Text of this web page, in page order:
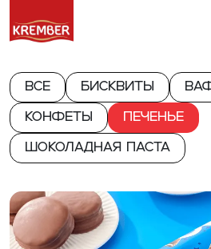
Все Бисквиты
Конфеты Печенье
Шоколадная паста